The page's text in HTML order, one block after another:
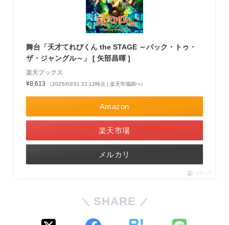
舞台「天才てれびくん the STAGE ～バック・トゥ・
ザ・ジャングル～」 [ 矢部昌暉 ]
楽天ブックス
¥8,613
（2025/03/31 22:12時点 | 楽天市場調べ）
Amazon
楽天市場
メルカリ
ポチップ
SHARE